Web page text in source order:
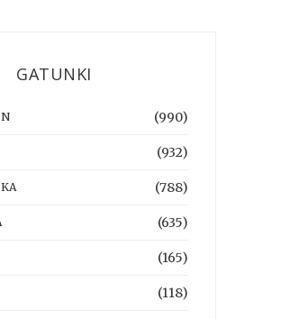
GATUNKI
(990)
(932)
(788)
(635)
(165)
(118)